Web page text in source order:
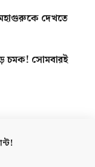
মহাগুরুকে দেখতে
চমক! সোমবারই